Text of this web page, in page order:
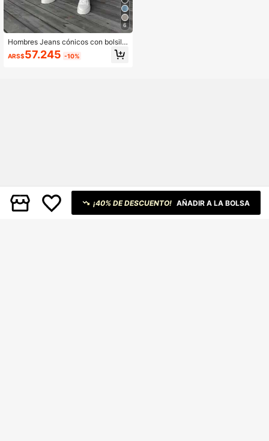
6
Hombres Jeans cónicos con bolsillo
oblicuo
ARS$57.245 -10%
¡40% DE DESCUENTO! AÑADIR A LA BOLSA